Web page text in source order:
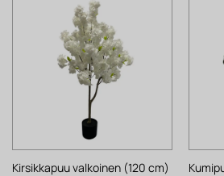
Kirsikkapuu valkoinen (120 cm)